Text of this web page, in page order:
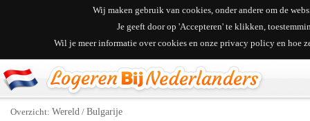
Wij maken gebruik van cookies, onder andere om de
Je geeft door op 'Accepteren' te klikken,
Wil je meer informatie over cookies en onze privacy policy en hoe
Overzicht: Wereld / Bulgarije